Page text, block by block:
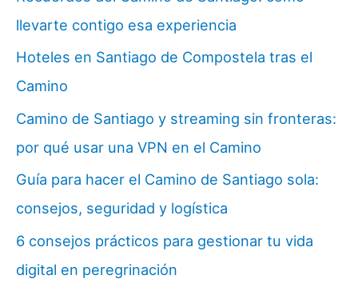
llevarte contigo esa experiencia
Hoteles en Santiago de Compostela tras el
Camino
Camino de Santiago y streaming sin fronteras:
por qué usar una VPN en el Camino
Guía para hacer el Camino de Santiago sola:
consejos, seguridad y logística
6 consejos prácticos para gestionar tu vida
digital en peregrinación